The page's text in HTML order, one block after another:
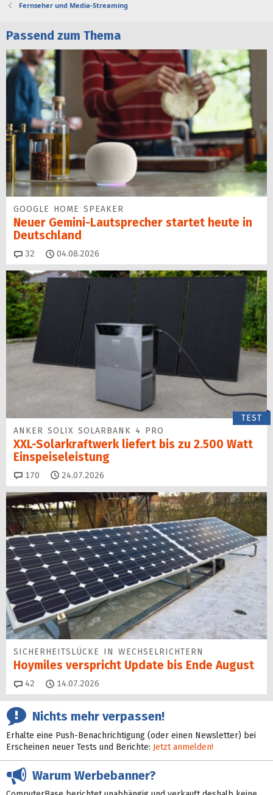
Fernseher und Media-Streaming
Passend zum Thema
GOOGLE HOME SPEAKER
Neuer Gemini-Laut­spre­cher startet heu­te in
Deutschland
32 Kommentare
04.08.2026
TEST
ANKER SOLIX SOLARBANK 4 PRO
XXL-Solarkraftwerk liefert bis zu 2.500 Watt
Einspeise­leistung
170 Kommentare
24.07.2026
SICHERHEITS­LÜCKE IN WECHSEL­RICHTERN
Hoymiles verspricht Update bis Ende August
42 Kommentare
14.07.2026
Nichts mehr verpassen!
Erhalte eine Push-Benachrichtigung (oder einen Newsletter) bei
Erscheinen neuer Tests und Berichte: Jetzt anmelden!
Warum Werbebanner?